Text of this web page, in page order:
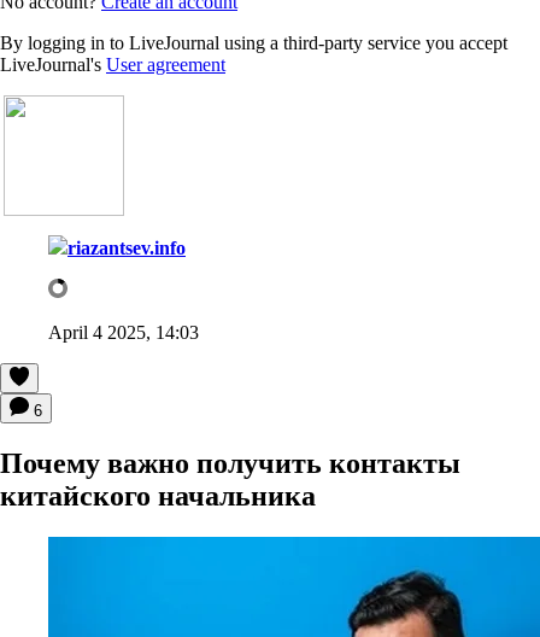
By logging in to LiveJournal using a third-party service you accept
LiveJournal's User agreement
riazantsev.info
April 4 2025, 14:03
6
Почему важно получить контакты
китайского начальника